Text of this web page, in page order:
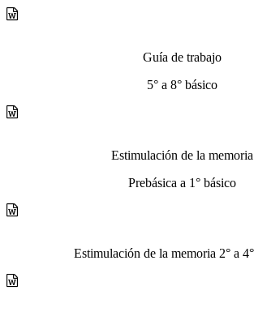
Guía de trabajo
5° a 8° básico
Estimulación de la memoria
Prebásica a 1° básico
Estimulación de la memoria 2° a